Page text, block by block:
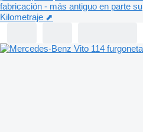
fabricación - más antiguo en parte
Kilometraje ⬈